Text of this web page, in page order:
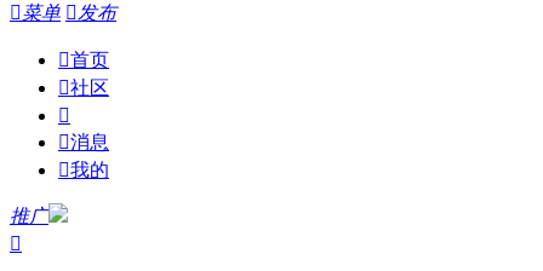
菜单 发布
首页
社区

消息
我的
推广
